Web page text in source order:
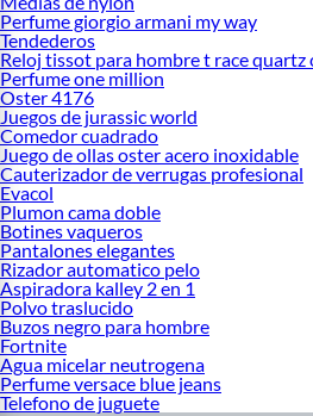
Perfume giorgio armani my way
Tendederos
Reloj tissot para hombre t race quartz
Perfume one million
Oster 4176
Juegos de jurassic world
Comedor cuadrado
Juego de ollas oster acero inoxidable
Cauterizador de verrugas profesional
Evacol
Plumon cama doble
Botines vaqueros
Pantalones elegantes
Rizador automatico pelo
Aspiradora kalley 2 en 1
Polvo traslucido
Buzos negro para hombre
Fortnite
Agua micelar neutrogena
Perfume versace blue jeans
Telefono de juguete